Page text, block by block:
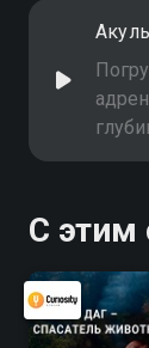
С этим